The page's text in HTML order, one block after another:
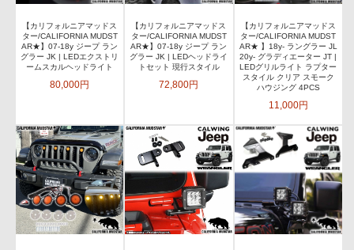
【カリフォルニアマッドス
ター/CALIFORNIA MUDST
AR★】07-18y ジープ ラン
グラー JK | LEDエクストリ
ームスカルヘッドライト
80,000円
【カリフォルニアマッドス
ター/CALIFORNIA MUDST
AR★】07-18y ジープ ラン
グラー JK | LEDヘッドライ
トセット 現行スタイル
72,800円
【カリフォルニアマッドス
ター/CALIFORNIA MUDST
AR★ 】18y- ラングラー JL
20y- グラディエーター JT |
LEDグリルライト ラプター
スタイル クリア スモーク
ハウジング 4PCS
11,000円